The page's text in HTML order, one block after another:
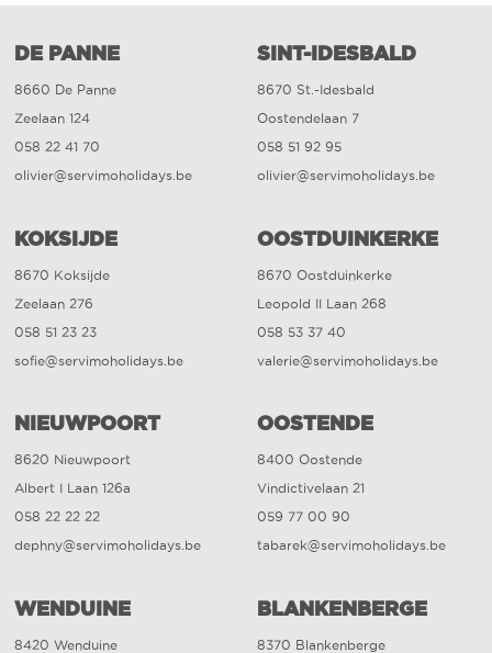
DE PANNE
8660 De Panne
Zeelaan 124
058 22 41 70
olivier@servimoholidays.be
SINT-IDESBALD
8670 St.-Idesbald
Oostendelaan 7
058 51 92 95
olivier@servimoholidays.be
KOKSIJDE
8670 Koksijde
Zeelaan 276
058 51 23 23
sofie@servimoholidays.be
OOSTDUINKERKE
8670 Oostduinkerke
Leopold II Laan 268
058 53 37 40
valerie@servimoholidays.be
NIEUWPOORT
8620 Nieuwpoort
Albert I Laan 126a
058 22 22 22
dephny@servimoholidays.be
OOSTENDE
8400 Oostende
Vindictivelaan 21
059 77 00 90
tabarek@servimoholidays.be
WENDUINE
8420 Wenduine
BLANKENBERGE
8370 Blankenberge